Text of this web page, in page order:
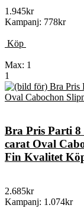
1.945kr
Kampanj: 778kr
Köp
Max: 1
1
Bra Pris Parti 8
carat Oval
Fin Kvalitet
2.685kr
Kampanj: 1.074kr